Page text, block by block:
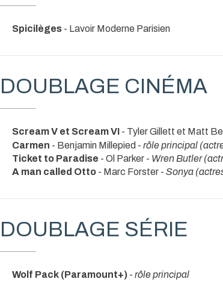
Spicilèges - Lavoir Moderne Parisien
DOUBLAGE CINÉMA
Scream V et Scream VI - Tyler Gillett et Matt
Carmen - Benjamin Millepied - rôle principal
Ticket to Paradise - Ol Parker - Wren Butler
A man called Otto - Marc Forster - Sonya
DOUBLAGE SÉRIE
Wolf Pack (Paramount+) - rôle principal